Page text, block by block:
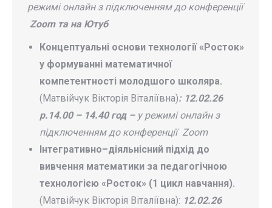
режимі онлайн з підключенням до конференції
Zoom та на Ютуб
Концептуальні основи технології «Росток»
у формуванні математичної
компетентності молодшого школяра.
(Матвійчук Вікторія Віталіївна): 12.02.26
р.14.00 – 14.40 год –у режимі онлайн з
підключенням до конференції Zoom
Інтегративно–діяльнісний підхід до
вивчення математики за педагогічною
технологією «Росток» (1 цикл навчання).
(Матвійчук Вікторія Віталіївна): 12.02.26